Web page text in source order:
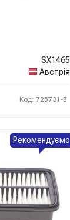
SX1465
Австрія
Код: 725731-8
Рекомендуємо